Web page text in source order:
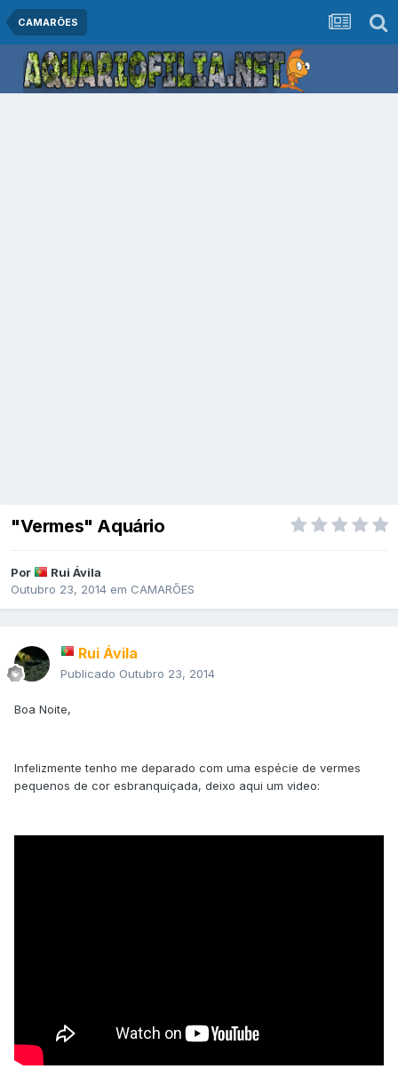
CAMARÕES
"Vermes" Aquário
Por
Rui Ávila
Outubro 23, 2014 em CAMARÕES
Rui Ávila
Publicado Outubro 23, 2014
Boa Noite,
Infelizmente tenho me deparado com uma espécie de vermes
pequenos de cor esbranquiçada, deixo aqui um video: